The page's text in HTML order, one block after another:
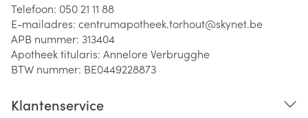
Telefoon: 050 21 11 88
E-mailadres: centrumapotheek.torhout@skynet.be
APB nummer: 313404
Apotheek titularis: Annelore Verbrugghe
BTW nummer: BE0449228873
Klantenservice